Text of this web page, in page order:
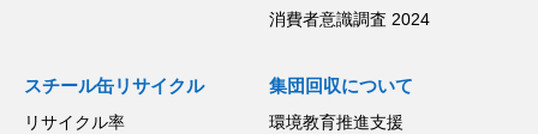
消費者意識調査 2024
スチール缶リサイクル
リサイクル率
集団回収について
環境教育推進支援